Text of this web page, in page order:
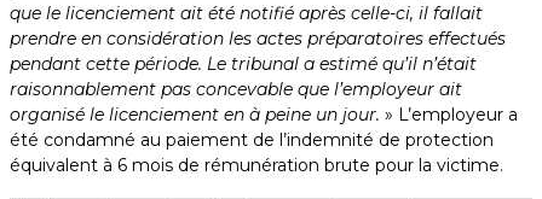
que le licenciement ait été notifié après celle-ci, il fallait
prendre en considération les actes préparatoires effectués
pendant cette période. Le tribunal a estimé qu’il n’était
raisonnablement pas concevable que l’employeur ait
organisé le licenciement en à peine un jour. » L’employeur a
été condamné au paiement de l’indemnité de protection
équivalent à 6 mois de rémunération brute pour la victime.